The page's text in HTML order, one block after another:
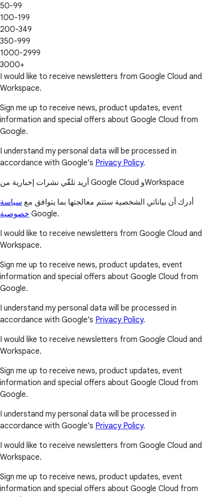
50-99
100-199
200-349
350-999
1000-2999
3000+
I would like to receive newsletters from Google Cloud and
Workspace.
Sign me up to receive news, product updates, event
information and special offers about Google Cloud from
Google.
I understand my personal data will be processed in
accordance with Google’s Privacy Policy.
أريد تلقّي نشرات إخبارية من Google Cloud وWorkspace
أدرك أن بياناتي الشخصية ستتم معالجتها بما يتوافق مع سياسة
خصوصية Google.
I would like to receive newsletters from Google Cloud and
Workspace.
Sign me up to receive news, product updates, event
information and special offers about Google Cloud from
Google.
I understand my personal data will be processed in
accordance with Google’s Privacy Policy.
I would like to receive newsletters from Google Cloud and
Workspace.
Sign me up to receive news, product updates, event
information and special offers about Google Cloud from
Google.
I understand my personal data will be processed in
accordance with Google’s Privacy Policy.
I would like to receive newsletters from Google Cloud and
Workspace.
Sign me up to receive news, product updates, event
information and special offers about Google Cloud from